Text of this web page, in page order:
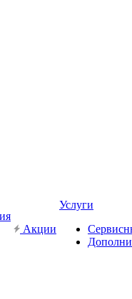
Акции
Услуги